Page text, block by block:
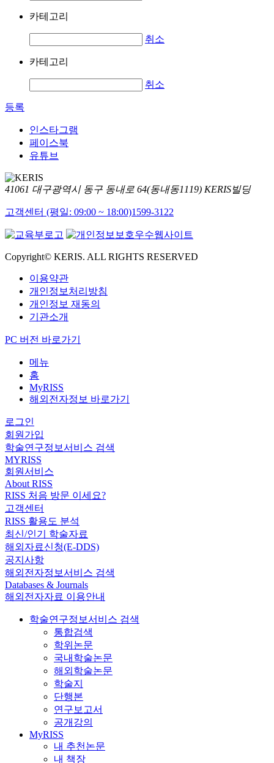
카테고리
취소
카테고리
취소
등록
인스타그램
페이스북
유튜브
41061 대구광역시 동구 동내로 64(동내동1119) KERIS빌딩
고객센터 (평일: 09:00 ~ 18:00)1599-3122
Copyright© KERIS. ALL RIGHTS RESERVED
이용약관
개인정보처리방침
개인정보 재동의
기관소개
PC 버전 바로가기
메뉴
홈
MyRISS
해외전자정보 바로가기
로그인
회원가입
학술연구정보서비스 검색
MYRISS
회원서비스
About RISS
RISS 처음 방문 이세요?
고객센터
RISS 활용도 분석
최신/인기 학술자료
해외자료신청(E-DDS)
공지사항
해외전자정보서비스 검색
Databases & Journals
해외전자자료 이용안내
학술연구정보서비스 검색
통합검색
학위논문
국내학술논문
해외학술논문
학술지
단행본
연구보고서
공개강의
MyRISS
내 추천논문
내 책장